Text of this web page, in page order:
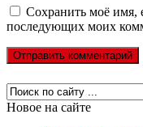
Сохранить моё имя,
последующих моих
Новое на сайте